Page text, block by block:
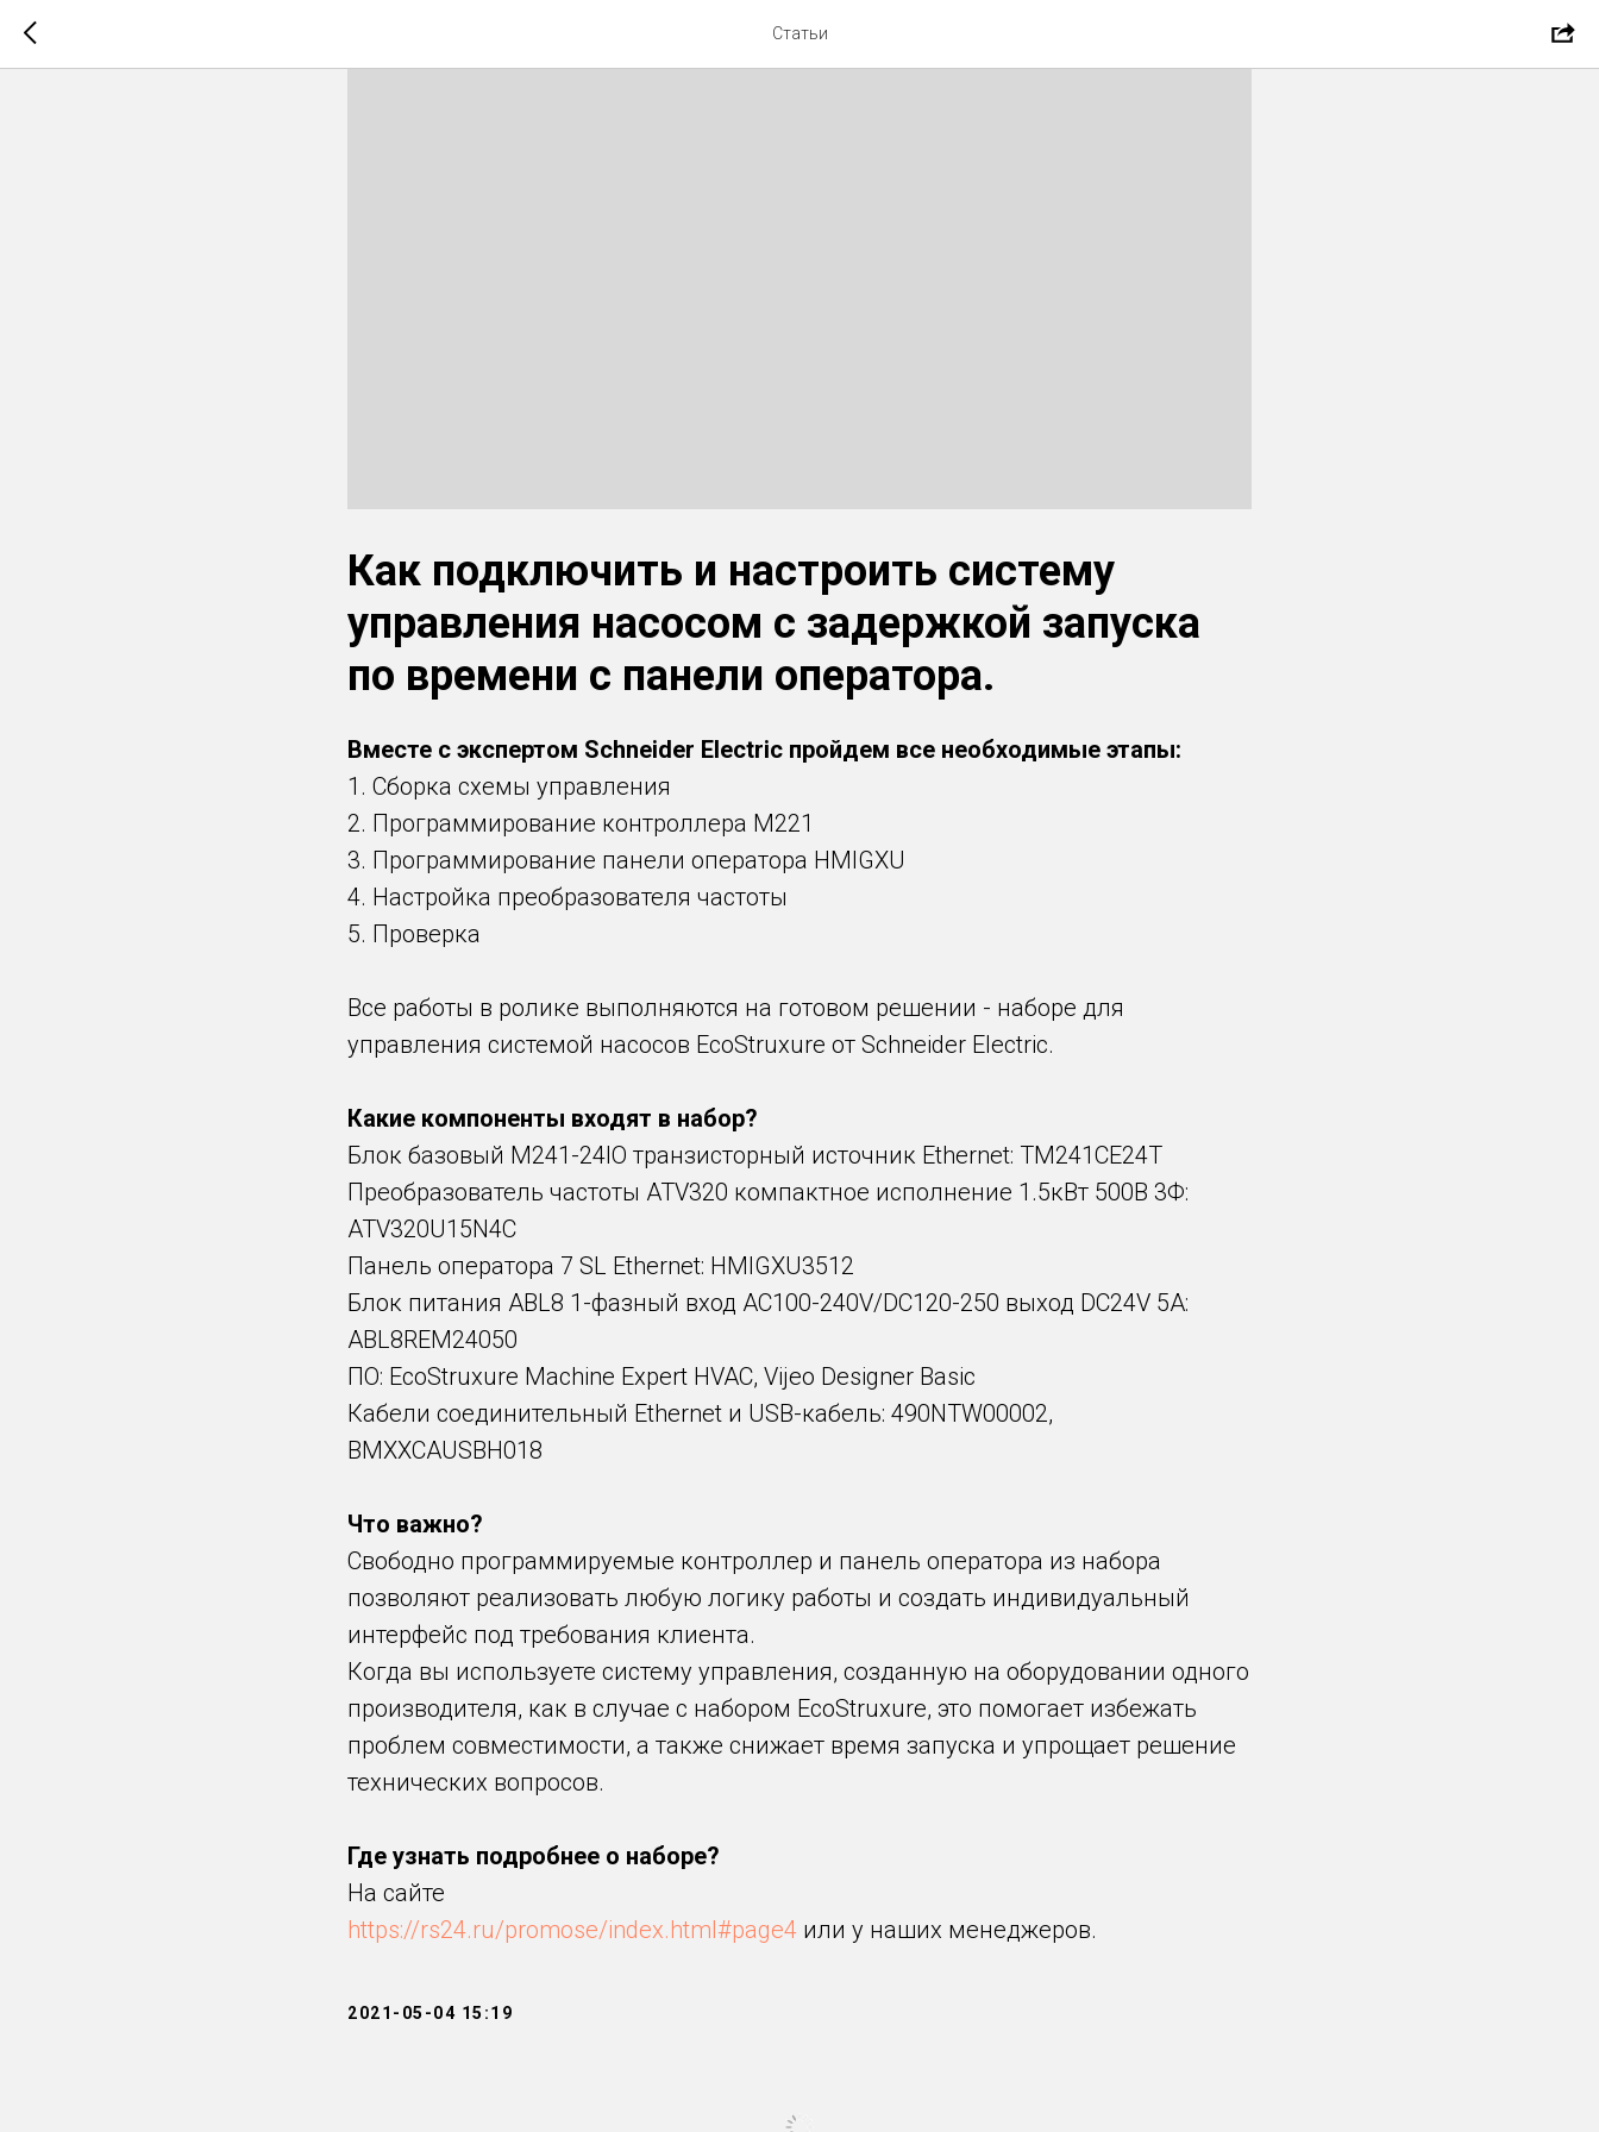
Статьи
Как подключить и настроить систему
управления насосом с задержкой запуска
по времени с панели оператора.
Вместе с экспертом Schneider Electric пройдем все необходимые этапы:
1. Сборка схемы управления
2. Программирование контроллера М221
3. Программирование панели оператора HMIGXU
4. Настройка преобразователя частоты
5. Проверка
Все работы в ролике выполняются на готовом решении - наборе для
управления системой насосов EcoStruxure от Schneider Electric.
Какие компоненты входят в набор?
Блок базовый M241-24IO транзисторный источник Ethernet: TM241CE24T
Преобразователь частоты ATV320 компактное исполнение 1.5кВт 500В 3Ф:
ATV320U15N4C
Панель оператора 7 SL Ethernet: HMIGXU3512
Блок питания ABL8 1-фазный вход AC100-240V/DC120-250 выход DC24V 5A:
ABL8REM24050
ПО: EcoStruxure Machine Expert HVAC, Vijeo Designer Basic
Кабели соединительный Ethernet и USB-кабель: 490NTW00002,
BMXXCAUSBH018
Что важно?
Cвободно программируемые контроллер и панель оператора из набора
позволяют реализовать любую логику работы и создать индивидуальный
интерфейс под требования клиента.
Когда вы используете систему управления, созданную на оборудовании одного
производителя, как в случае с набором EcoStruxure, это помогает избежать
проблем совместимости, а также снижает время запуска и упрощает решение
технических вопросов.
Где узнать подробнее о наборе?
На сайте
https://rs24.ru/promose/index.html#page4 или у наших менеджеров.
2021-05-04 15:19